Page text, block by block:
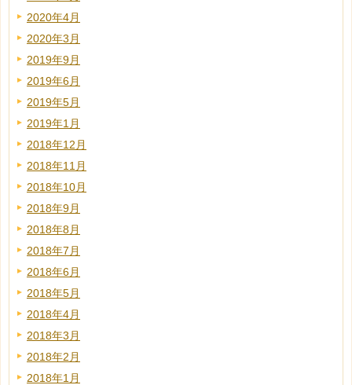
2020年4月
2020年3月
2019年9月
2019年6月
2019年5月
2019年1月
2018年12月
2018年11月
2018年10月
2018年9月
2018年8月
2018年7月
2018年6月
2018年5月
2018年4月
2018年3月
2018年2月
2018年1月